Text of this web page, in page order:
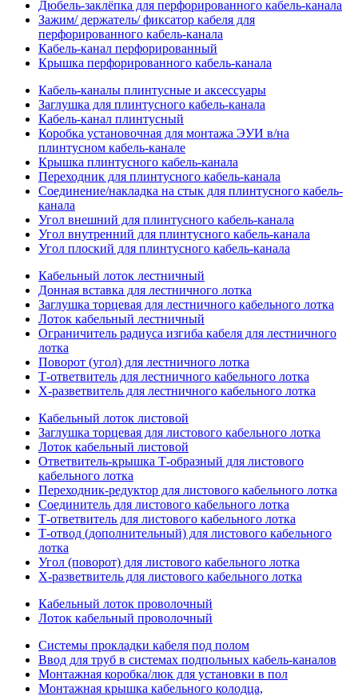
Дюбель-заклёпка для перфорированного кабель-канала
Зажим/ держатель/ фиксатор кабеля для
перфорированного кабель-канала
Кабель-канал перфорированный
Крышка перфорированного кабель-канала
Кабель-каналы плинтусные и аксессуары
Заглушка для плинтусного кабель-канала
Кабель-канал плинтусный
Коробка установочная для монтажа ЭУИ в/на
плинтусном кабель-канале
Крышка плинтусного кабель-канала
Переходник для плинтусного кабель-канала
Соединение/накладка на стык для плинтусного кабель-
канала
Угол внешний для плинтусного кабель-канала
Угол внутренний для плинтусного кабель-канала
Угол плоский для плинтусного кабель-канала
Кабельный лоток лестничный
Донная вставка для лестничного лотка
Заглушка торцевая для лестничного кабельного лотка
Лоток кабельный лестничный
Ограничитель радиуса изгиба кабеля для лестничного
лотка
Поворот (угол) для лестничного лотка
Т-ответвитель для лестничного кабельного лотка
Х-разветвитель для лестничного кабельного лотка
Кабельный лоток листовой
Заглушка торцевая для листового кабельного лотка
Лоток кабельный листовой
Ответвитель-крышка Т-образный для листового
кабельного лотка
Переходник-редуктор для листового кабельного лотка
Соединитель для листового кабельного лотка
Т-ответвитель для листового кабельного лотка
Т-отвод (дополнительный) для листового кабельного
лотка
Угол (поворот) для листового кабельного лотка
Х-разветвитель для листового кабельного лотка
Кабельный лоток проволочный
Лоток кабельный проволочный
Системы прокладки кабеля под полом
Ввод для труб в системах подпольных кабель-каналов
Монтажная коробка/люк для установки в пол
Монтажная крышка кабельного колодца,